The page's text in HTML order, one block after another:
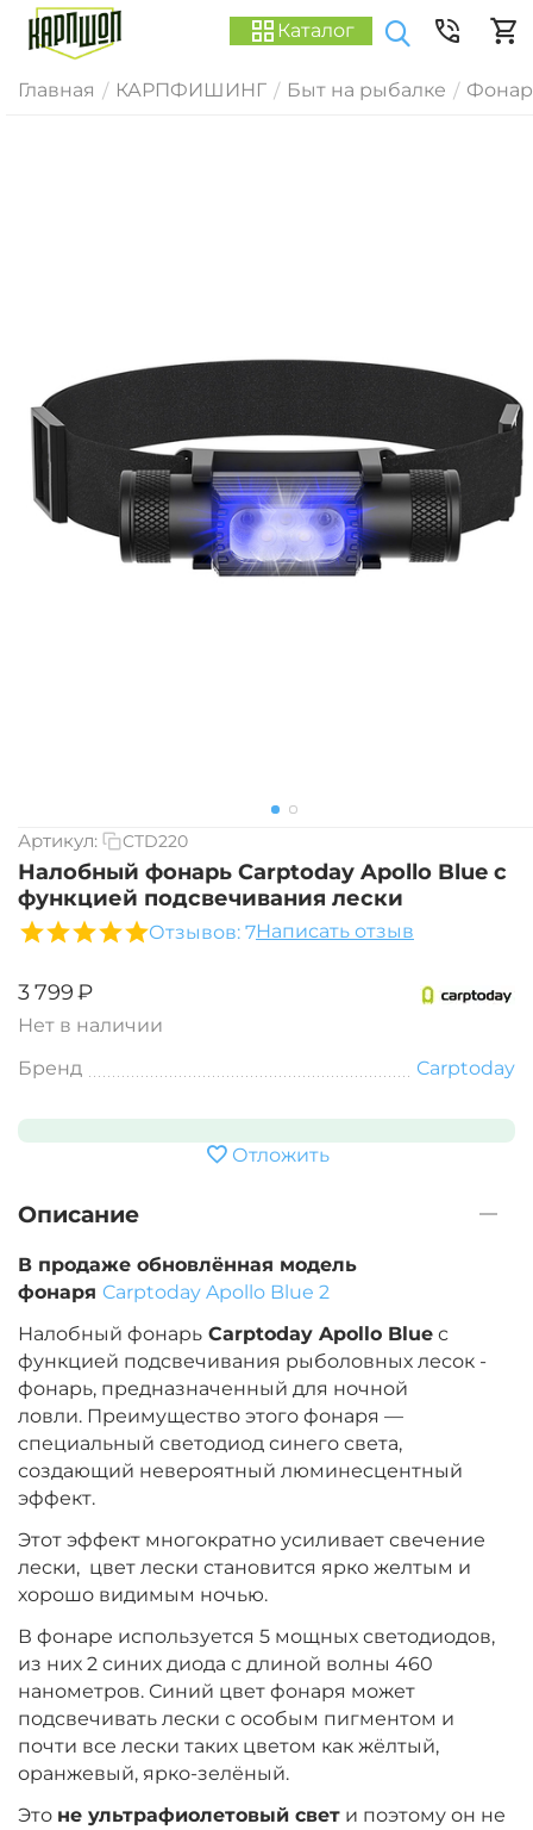
Каталог
Главная / КАРПФИШИНГ / Быт на рыбалке /
Артикул: CTD220
Налобный фонарь Carptoday Apollo Blue с
функцией подсвечивания лески
Отзывов: 7Написать отзыв
‍3 799‍₽
Нет в наличии
Бренд
Carptoday
Отложить
Описание
В продаже обновлённая модель
фонаря Carptoday Apollo Blue 2
Налобный фонарь Carptoday Apollo Blue с
функцией подсвечивания рыболовных лесок -
фонарь, предназначенный для ночной
ловли. Преимущество этого фонаря —
специальный светодиод синего света,
создающий невероятный люминесцентный
эффект.
Этот эффект многократно усиливает свечение
лески, цвет лески становится ярко желтым и
хорошо видимым ночью.
В фонаре используется 5 мощных светодиодов,
из них 2 синих диода с длиной волны 460
нанометров. Синий цвет фонаря может
подсвечивать лески с особым пигментом и
почти все лески таких цветом как жёлтый,
оранжевый, ярко-зелёный.
Это не ультрафиолетовый свет и поэтому он не